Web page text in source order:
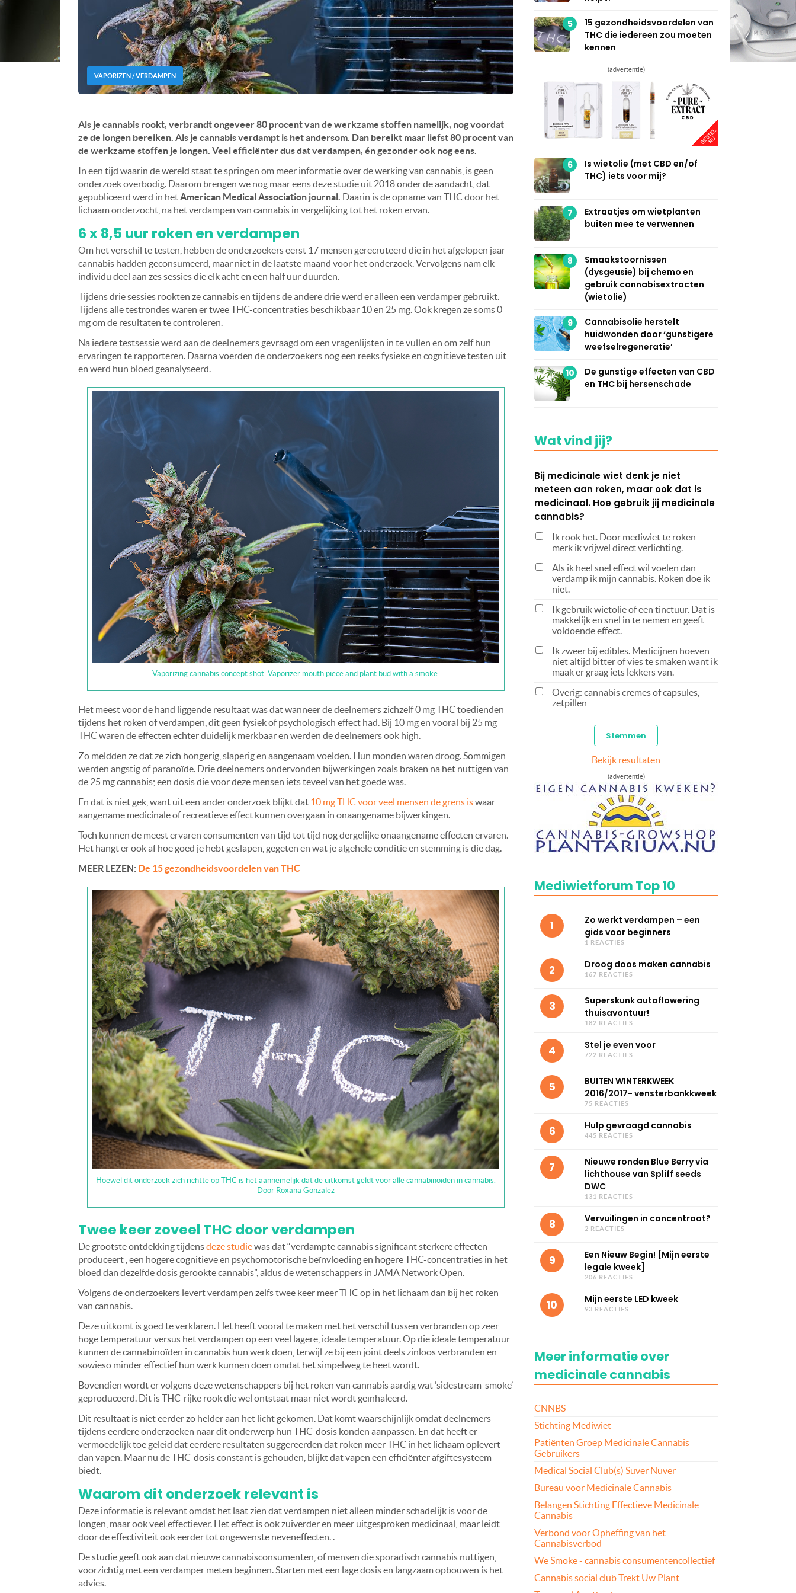
VAPORIZEN / VERDAMPEN
Als je cannabis rookt, verbrandt ongeveer 80 procent van de werkzame stoffen namelijk, nog voordat
ze de longen bereiken. Als je cannabis verdampt is het andersom. Dan bereikt maar liefst 80 procent van
de werkzame stoffen je longen. Veel efficiënter dus dat verdampen, én gezonder ook nog eens.
In een tijd waarin de wereld staat te springen om meer informatie over de werking van cannabis, is geen
onderzoek overbodig. Daarom brengen we nog maar eens deze studie uit 2018 onder de aandacht, dat
gepubliceerd werd in hetAmerican Medical Association journal. Daarin is de opname van THC door het
lichaam onderzocht, na het verdampen van cannabis in vergelijking tot het roken ervan.
6 x 8,5 uur roken en verdampen
Om het verschil te testen, hebben de onderzoekers eerst 17 mensen gerecruteerd die in het afgelopen jaar
cannabis hadden geconsumeerd, maar niet in de laatste maand voor het onderzoek. Vervolgens nam elk
individu deel aan zes sessies die elk acht en een half uur duurden.
Tijdens drie sessies rookten ze cannabis en tijdens de andere drie werd er alleen een verdamper gebruikt.
Tijdens alle testrondes waren er twee THC-concentraties beschikbaar 10 en 25 mg. Ook kregen ze soms 0
mg om de resultaten te controleren.
Na iedere testsessie werd aan de deelnemers gevraagd om een vragenlijsten in te vullen en om zelf hun
ervaringen te rapporteren. Daarna voerden de onderzoekers nog een reeks fysieke en cognitieve testen uit
en werd hun bloed geanalyseerd.
Vaporizing cannabis concept shot. Vaporizer mouth piece and plant bud with a smoke.
Het meest voor de hand liggende resultaat was dat wanneer de deelnemers zichzelf 0 mg THC toedienden
tijdens het roken of verdampen, dit geen fysiek of psychologisch effect had. Bij 10 mg en vooral bij 25 mg
THC waren de effecten echter duidelijk merkbaar en werden de deelnemers ook high.
Zo meldden ze dat ze zich hongerig, slaperig en aangenaam voelden. Hun monden waren droog. Sommigen
werden angstig of paranoïde. Drie deelnemers ondervonden bijwerkingen zoals braken na het nuttigen van
de 25 mg cannabis; een dosis die voor deze mensen iets teveel van het goede was.
En dat is niet gek, want uit een ander onderzoek blijkt dat 10 mg THC voor veel mensen de grens iswaar
aangename medicinale of recreatieve effect kunnen overgaan in onaangename bijwerkingen.
Toch kunnen de meest ervaren consumenten van tijd tot tijd nog dergelijke onaangename effecten ervaren.
Het hangt er ook af hoe goed je hebt geslapen, gegeten en wat je algehele conditie en stemming is die dag.
MEER LEZEN: De 15 gezondheidsvoordelen van THC
Hoewel dit onderzoek zich richtte op THC is het aannemelijk dat de uitkomst geldt voor alle cannabinoïden in cannabis.
Door Roxana Gonzalez
Twee keer zoveel THC door verdampen
De grootste ontdekking tijdensdeze studiewas dat “verdampte cannabis significant sterkere effecten
produceert , een hogere cognitieve en psychomotorische beïnvloeding en hogere THC-concentraties in het
bloed dan dezelfde dosis gerookte cannabis”, aldus de wetenschappers in JAMA Network Open.
Volgens de onderzoekers levert verdampen zelfs twee keer meer THC op in het lichaam dan bij het roken
van cannabis.
Deze uitkomt is goed te verklaren. Het heeft vooral te maken met het verschil tussen verbranden op zeer
hoge temperatuur versus het verdampen op een veel lagere, ideale temperatuur. Op die ideale temperatuur
kunnen de cannabinoïden in cannabis hun werk doen, terwijl ze bij een joint deels zinloos verbranden en
sowieso minder effectief hun werk kunnen doen omdat het simpelweg te heet wordt.
Bovendien wordt er volgens deze wetenschappers bij het roken van cannabis aardig wat ‘sidestream-smoke’
geproduceerd. Dit is THC-rijke rook die wel ontstaat maar niet wordt geïnhaleerd.
Dit resultaat is niet eerder zo helder aan het licht gekomen. Dat komt waarschijnlijk omdat deelnemers
tijdens eerdere onderzoeken naar dit onderwerp hun THC-dosis konden aanpassen. En dat heeft er
vermoedelijk toe geleid dat eerdere resultaten suggereerden dat roken meer THC in het lichaam oplevert
dan vapen. Maar nu de THC-dosis constant is gehouden, blijkt dat vapen een efficiënter afgiftesysteem
biedt.
Waarom dit onderzoek relevant is
Deze informatie is relevant omdat het laat zien dat verdampen niet alleen minder schadelijk is voor de
longen, maar ook veel effectiever. Het effect is ook zuiverder en meer uitgesproken medicinaal, maar leidt
door de effectiviteit ook eerder tot ongewenste neveneffecten. .
De studie geeft ook aan dat nieuwe cannabisconsumenten, of mensen die sporadisch cannabis nuttigen,
voorzichtig met een verdamper meten beginnen. Starten met een lage dosis en langzaam opbouwen is het
advies.
5
15 gezondheidsvoordelen van
THC die iedereen zou moeten
kennen
(advertentie)
6
Is wietolie (met CBD en/of
THC) iets voor mij?
7
Extraatjes om wietplanten
buiten mee te verwennen
8
Smaakstoornissen
(dysgeusie) bij chemo en
gebruik cannabisextracten
(wietolie)
9
Cannabisolie herstelt
huidwonden door ‘gunstigere
weefselregeneratie’
10
De gunstige effecten van CBD
en THC bij hersenschade
Wat vind jij?
Bij medicinale wiet denk je niet
meteen aan roken, maar ook dat is
medicinaal. Hoe gebruik jij medicinale
cannabis?
Ik rook het. Door mediwiet te roken
merk ik vrijwel direct verlichting.
Als ik heel snel effect wil voelen dan
verdamp ik mijn cannabis. Roken doe ik
niet.
Ik gebruik wietolie of een tinctuur. Dat is
makkelijk en snel in te nemen en geeft
voldoende effect.
Ik zweer bij edibles. Medicijnen hoeven
niet altijd bitter of vies te smaken want ik
maak er graag iets lekkers van.
Overig: cannabis cremes of capsules,
zetpillen
Bekijk resultaten
(advertentie)
Mediwietforum Top 10
1
Zo werkt verdampen – een
gids voor beginners
1 REACTIES
2 Droog doos maken cannabis
167 REACTIES
3
Superskunk autoflowering
thuisavontuur!
182 REACTIES
4 Stel je even voor
722 REACTIES
5
BUITEN WINTERKWEEK
2016/2017- vensterbankkweek
75 REACTIES
6 Hulp gevraagd cannabis
445 REACTIES
7
Nieuwe ronden Blue Berry via
lichthouse van Spliff seeds
DWC
131 REACTIES
8 Vervuilingen in concentraat?
2 REACTIES
9
Een Nieuw Begin! [Mijn eerste
legale kweek]
206 REACTIES
10 Mijn eerste LED kweek
93 REACTIES
Meer informatie over
medicinale cannabis
CNNBS
Stichting Mediwiet
Patiënten Groep Medicinale Cannabis
Gebruikers
Medical Social Club(s) Suver Nuver
Bureau voor Medicinale Cannabis
Belangen Stichting Effectieve Medicinale
Cannabis
Verbond voor Opheffing van het
Cannabisverbod
We Smoke - cannabis consumentencollectief
Cannabis social club Trekt Uw Plant